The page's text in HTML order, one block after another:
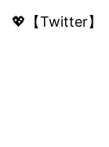
💖【Twitter】